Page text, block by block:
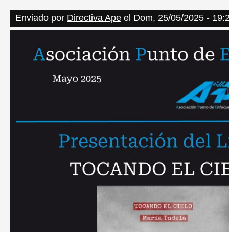
Enviado por Directiva Ape el Dom, 25/05/2025 -